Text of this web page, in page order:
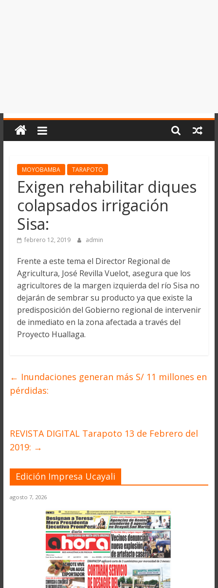
MOYOBAMBA TARAPOTO
Exigen rehabilitar diques
colapsados irrigación
Sisa:
febrero 12, 2019 admin
Frente a este tema el Director Regional de
Agricultura, José Revilla Vuelot, asegura que los
agricultores de la margen izquierda del río Sisa no
dejarán de sembrar su producto ya que existe la
predisposición del Gobierno regional de intervenir
de inmediato en la zona afectada a través del
Proyecto Huallaga.
← Inundaciones generan más S/ 11 millones en
pérdidas:
REVISTA DIGITAL Tarapoto 13 de Febrero del
2019: →
Edición Impresa Ucayali
agosto 7, 2026